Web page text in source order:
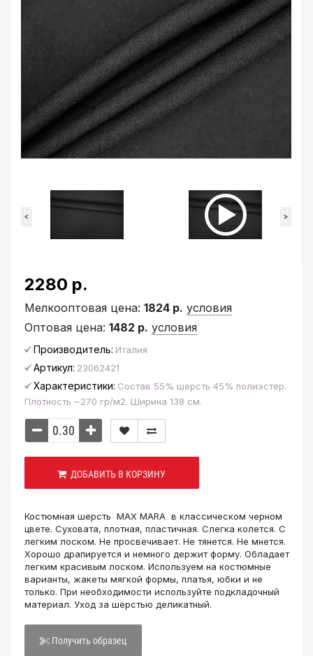
< >
2280 р.
Мелкооптовая цена: 1824 р. условия
Оптовая цена: 1482 р. условия
Производитель: Италия
Артикул: 23062421
Характеристики: Состав 55% шерсть 45% полиэстер.
Плотность ~270 гр/м2. Ширина 138 см.
ДОБАВИТЬ В КОРЗИНУ
Костюмная шерсть MAX MARA в классическом черном
цвете. Суховата, плотная, пластичная. Слегка колется. С
легким лоском. Не просвечивает. Не тянется. Не мнется.
Хорошо драпируется и немного держит форму. Обладает
легким красивым лоском. Используем на костюмные
варианты, жакеты мягкой формы, платья, юбки и не
только. При необходимости используйте подкладочный
материал. Уход за шерстью деликатный.
Получить образец